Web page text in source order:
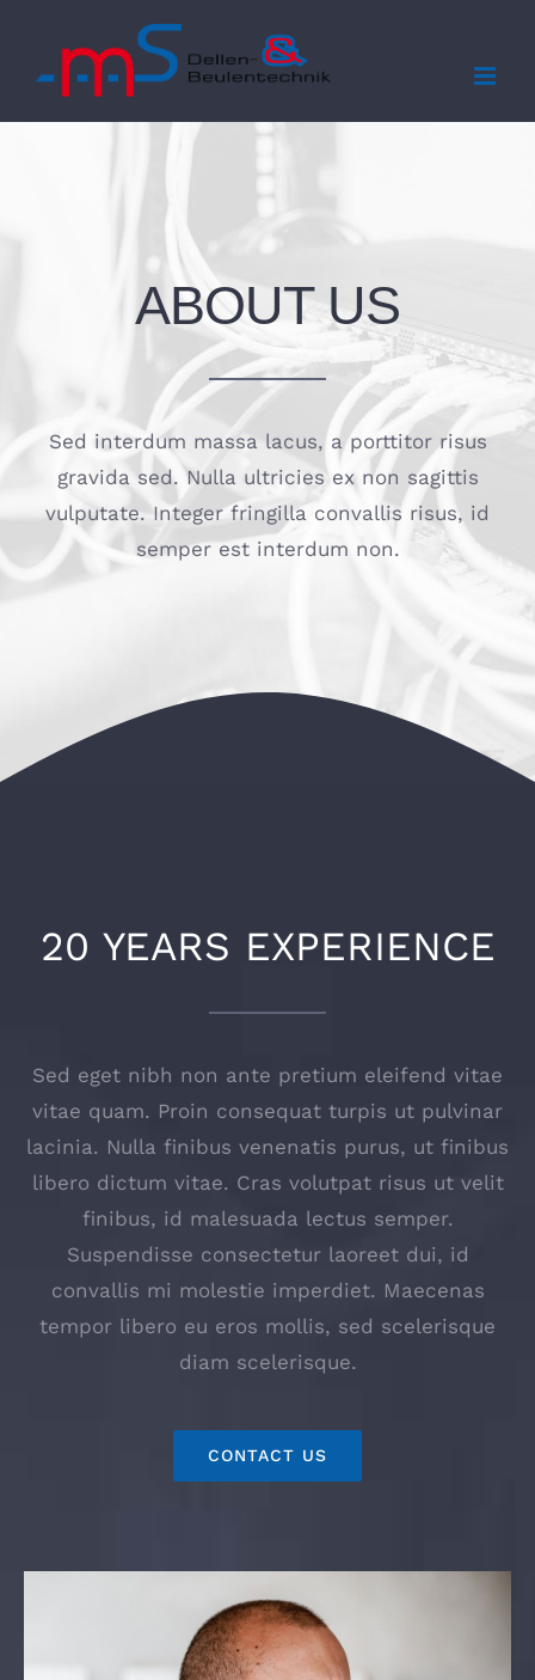
springen
ABOUT US
Sed interdum massa lacus, a porttitor risus
gravida sed. Nulla ultricies ex non sagittis
vulputate. Integer fringilla convallis risus, id
semper est interdum non.
20 YEARS EXPERIENCE
Sed eget nibh non ante pretium eleifend vitae
vitae quam. Proin consequat turpis ut pulvinar
lacinia. Nulla finibus venenatis purus, ut finibus
libero dictum vitae. Cras volutpat risus ut velit
finibus, id malesuada lectus semper.
Suspendisse consectetur laoreet dui, id
convallis mi molestie imperdiet. Maecenas
tempor libero eu eros mollis, sed scelerisque
diam scelerisque.
CONTACT US